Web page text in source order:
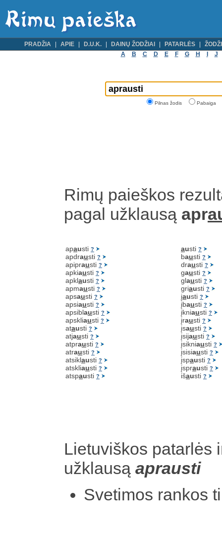
PRADŽIA APIE D.U.K. DAINŲ ŽODŽIAI PATARLĖS
A
B C D E F G H J
Pilnas žodis Pabaiga
Rimų paieškos
pagal užklausą apr
apausti ?
apdrausti ?
apiprausti ?
apkiausti ?
apklausti ?
apmausti ?
apsausti ?
apsiausti ?
apsiblausti ?
apskliausti ?
atausti ?
atjausti ?
atprausti ?
atrausti ?
atsiklausti ?
atskliausti ?
atspausti ?
austi ?
bausti ?
drausti ?
gausti ?
glausti ?
griausti ?
įausti ?
įbausti ?
įkniausti ?
įrausti ?
įsausti ?
įsijausti ?
įsikniausti ?
įsisiausti ?
įspausti ?
įsprausti ?
išausti ?
Lietuviškos patarlės
užklausą aprausti
Svetimos rankos